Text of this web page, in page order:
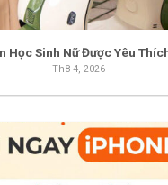
Học Sinh Nữ Được Yêu
Th8 4, 2026